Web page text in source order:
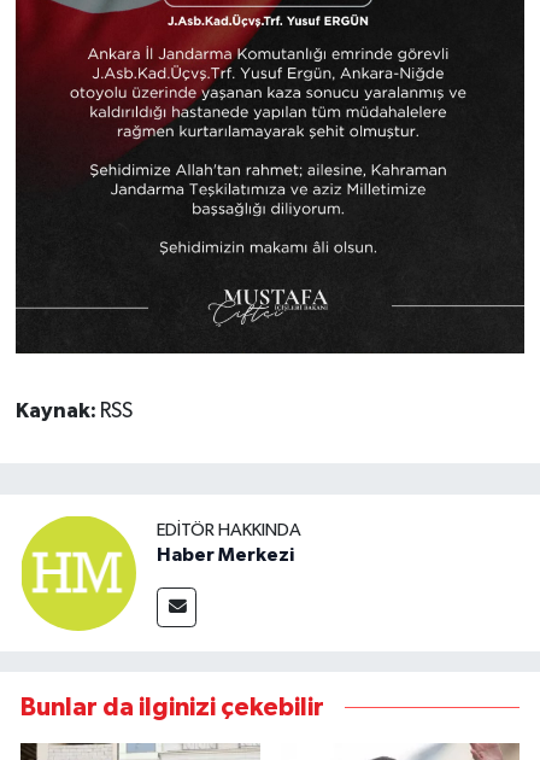
Kaynak: RSS
EDITÖR HAKKINDA
Haber Merkezi
Bunlar da ilginizi çekebilir